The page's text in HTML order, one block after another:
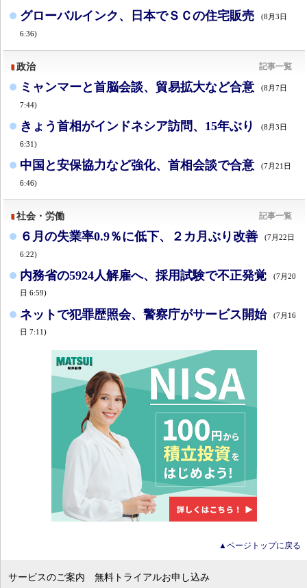
グローバルインク、日本でＳＣの住宅販売 (8月3日
6:36)
政治 記事一覧
ミャンマーと首脳会談、貿易拡大など合意 (8月7日
7:44)
きょう首相がインドネシア訪問、15年ぶり (8月3日
6:31)
中国と安保協力など強化、首相会談で合意 (7月21日
6:46)
社会・労働 記事一覧
６月の失業率0.9％に低下、２カ月ぶり改善 (7月22日
6:22)
内務省の5924人解雇へ、採用試験で不正発覚
(7月20
日 6:59)
ネットで犯罪歴照会、警察庁がサービス開始
(7月16
日 7:11)
▲ページトップに戻る
サービスのご案内 無料トライアルお申し込み